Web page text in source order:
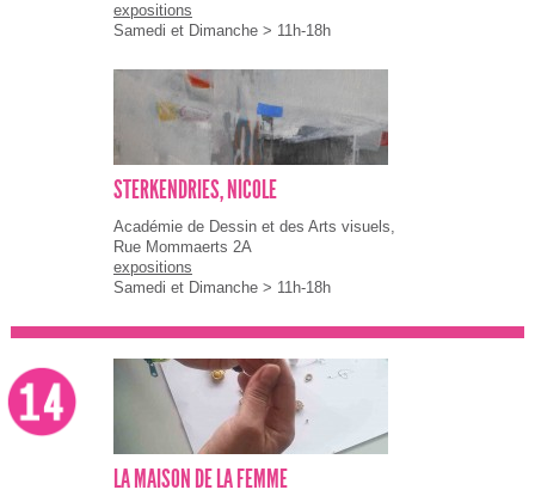
expositions
Samedi et Dimanche > 11h-18h
STERKENDRIES, NICOLE
Académie de Dessin et des Arts visuels,
Rue Mommaerts 2A
expositions
Samedi et Dimanche > 11h-18h
LA MAISON DE LA FEMME